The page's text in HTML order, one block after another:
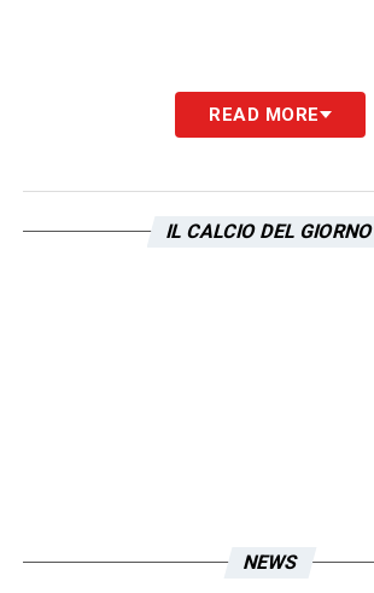
Rocco Fabio Musolino
READ MORE
IL CALCIO DEL GIORNO
NEWS